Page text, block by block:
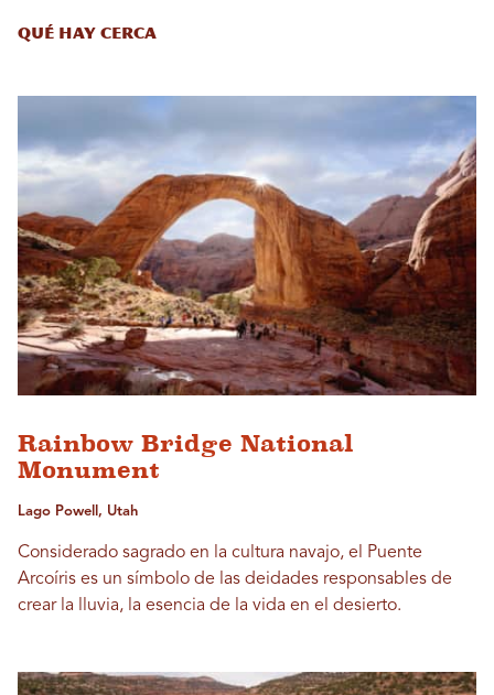
Qué hay cerca
Rainbow Bridge National
Monument
Lago Powell, Utah
Considerado sagrado en la cultura navajo, el Puente
Arcoíris es un símbolo de las deidades responsables de
crear la lluvia, la esencia de la vida en el desierto.